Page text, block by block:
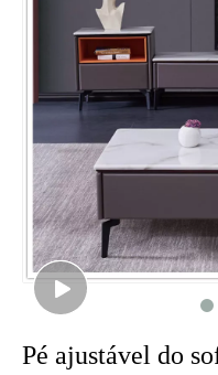
Pé ajustável do